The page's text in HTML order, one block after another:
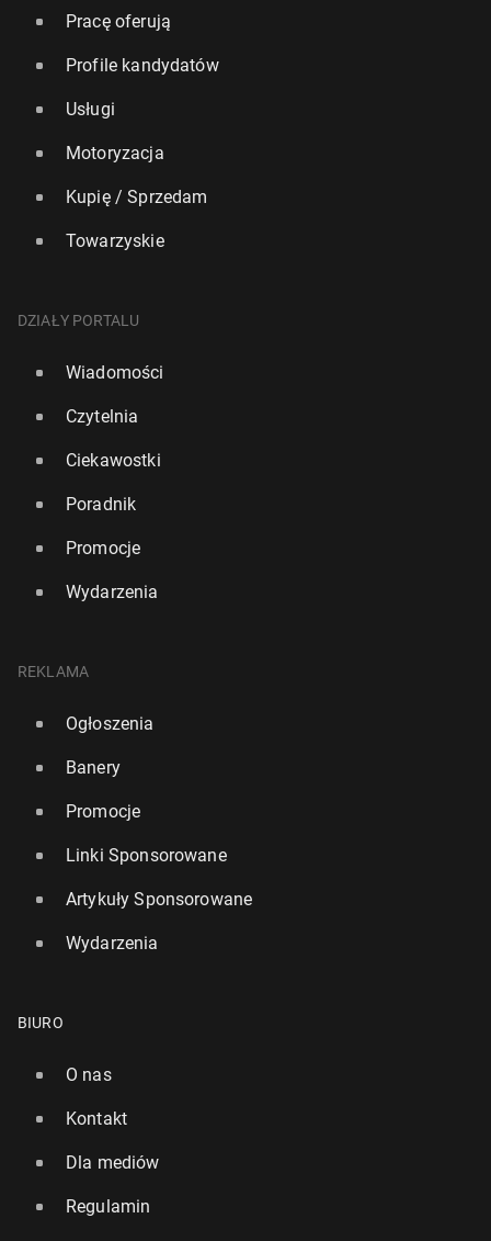
Pracę oferują
Profile kandydatów
Usługi
Motoryzacja
Kupię / Sprzedam
Towarzyskie
DZIAŁY PORTALU
Wiadomości
Czytelnia
Ciekawostki
Poradnik
Promocje
Wydarzenia
REKLAMA
Ogłoszenia
Banery
Promocje
Linki Sponsorowane
Artykuły Sponsorowane
Wydarzenia
BIURO
O nas
Kontakt
Dla mediów
Regulamin